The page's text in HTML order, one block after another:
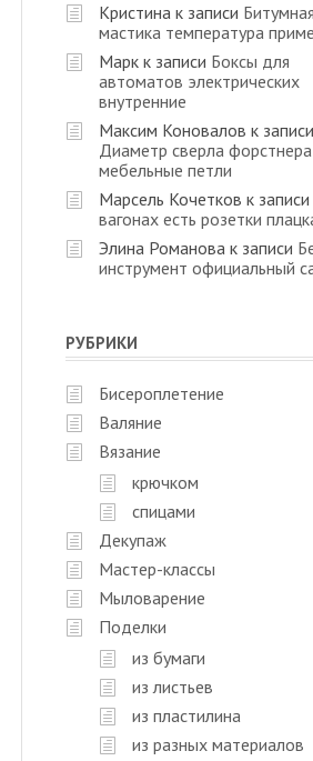
Кристина к записи Битумная
мастика температура
Марк к записи Боксы для
автоматов электрических
внутренние
Максим Коновалов к записи
Диаметр сверла
мебельные петли
Марсель Кочетков к записи
вагонах есть розетки
Элина Романова к записи
инструмент официальный
РУБРИКИ
Бисероплетение
Валяние
Вязание
крючком
спицами
Декупаж
Мастер-классы
Мыловарение
Поделки
из бумаги
из листьев
из пластилина
из разных материалов